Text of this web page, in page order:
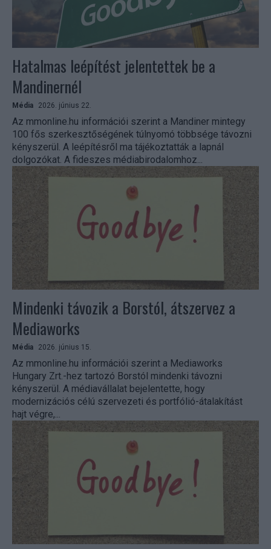
Hatalmas leépítést jelentettek be a
Mandinernél
Média 2026. június 22.
Az mmonline.hu információi szerint a Mandiner mintegy
100 fős szerkesztőségének túlnyomó többsége távozni
kényszerül. A leépítésről ma tájékoztatták a lapnál
dolgozókat. A fideszes médiabirodalomhoz...
Mindenki távozik a Borstól, átszervez a
Mediaworks
Média 2026. június 15.
Az mmonline.hu információi szerint a Mediaworks
Hungary Zrt.-hez tartozó Borstól mindenki távozni
kényszerül. A médiavállalat bejelentette, hogy
modernizációs célú szervezeti és portfólió-átalakítást
hajt végre,...